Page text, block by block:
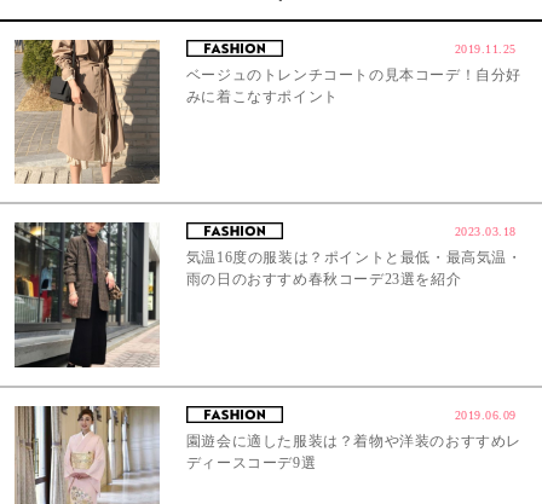
2019.11.25
ベージュのトレンチコートの見本コーデ！自分好
みに着こなすポイント
2023.03.18
気温16度の服装は？ポイントと最低・最高気温・
雨の日のおすすめ春秋コーデ23選を紹介
2019.06.09
園遊会に適した服装は？着物や洋装のおすすめレ
ディースコーデ9選